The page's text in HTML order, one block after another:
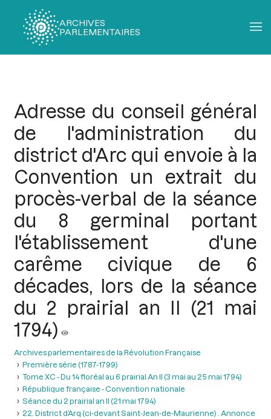
ARCHIVES
PARLEMENTAIRES
Adresse du conseil général
de l'administration du
district d'Arc qui envoie à la
Convention un extrait du
procès-verbal de la séance
du 8 germinal portant
l'établissement d'une
carême civique de 6
décades, lors de la séance
du 2 prairial an II (21 mai
1794)
Archives parlementaires de la Révolution Française
Première série (1787-1799)
Tome XC - Du 14 floréal au 6 prairial An II (3 mai au 25 mai 1794)
République française - Convention nationale
Séance du 2 prairial an II (21 mai 1794)
22. District d’Arq (ci-devant Saint-Jean-de-Maurienne) . Annonce